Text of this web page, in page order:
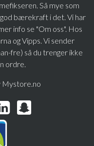
Så mye som
bærekraft i det. Vi har
info se "Om oss". Hos
og Vipps. Vi sender
fre) så du trenger ikke
ordre.